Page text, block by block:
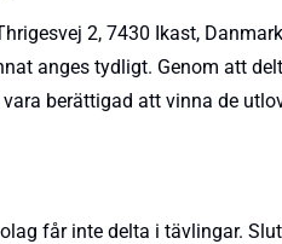
2, 7430 Ikast,
anges tydligt. Genom att
berättigad att vinna de
får inte delta i tävlingar.